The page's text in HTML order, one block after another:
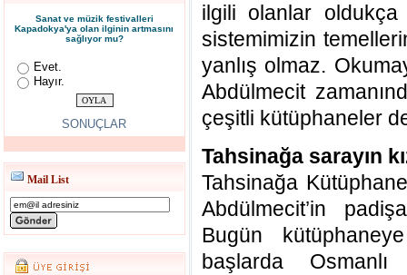
Sanat ve müzik festivalleri
Kapadokya'ya olan ilginin artmasını
sağlıyor mu?
Evet.
Hayır.
SONUÇLAR
Mail List
ilgili olanlar oldukça
sistemimizin
yanlış olmaz.
Abdülmecit
çeşitli kütüphaneler
Tahsinağa sarayın
Tahsinağa
Abdülmecit’in
Bugün
başlarda